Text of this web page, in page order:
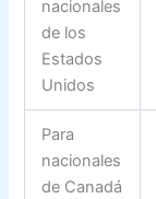
nacionales
de los
Estados
Unidos
Para
nacionales
de Canadá